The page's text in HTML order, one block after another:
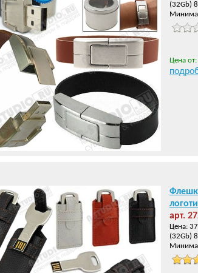
(32Gb)
Цена от:
арт.
Цена:
(32Gb)